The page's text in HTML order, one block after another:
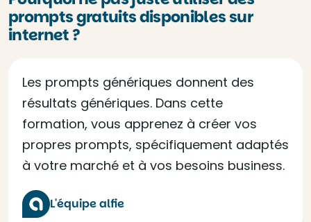
prompts gratuits disponibles sur
internet ?
Les prompts génériques donnent des
résultats génériques. Dans cette
formation, vous apprenez à créer vos
propres prompts, spécifiquement adaptés
à votre marché et à vos besoins business.
L'équipe alfie